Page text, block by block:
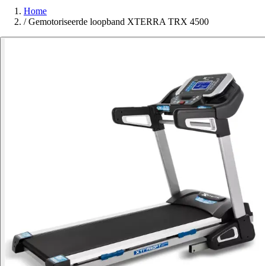
Home
/ Gemotoriseerde loopband XTERRA TRX 4500